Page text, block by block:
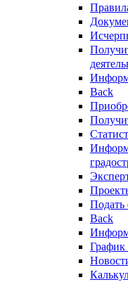
Back
Подать
Back
График